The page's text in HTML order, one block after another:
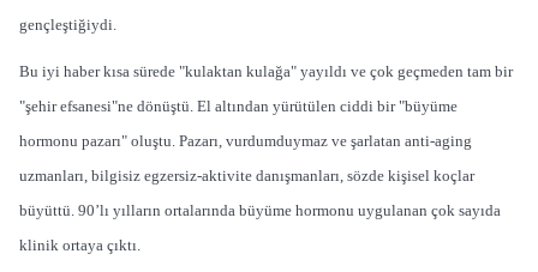
gençleştiğiydi.
Bu iyi haber kısa sürede "kulaktan kulağa" yayıldı ve çok geçmeden tam bir
"şehir efsanesi"ne dönüştü. El altından yürütülen ciddi bir "büyüme
hormonu pazarı" oluştu. Pazarı, vurdumduymaz ve şarlatan anti-aging
uzmanları, bilgisiz egzersiz-aktivite danışmanları, sözde kişisel koçlar
büyüttü. 90’lı yılların ortalarında büyüme hormonu uygulanan çok sayıda
klinik ortaya çıktı.